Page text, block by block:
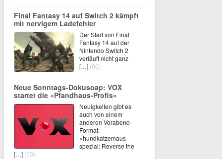
Final Fantasy 14 auf Switch 2 kämpft
mit nervigem Ladefehler
Der Start von Final
Fantasy 14 auf der
Nintendo Switch 2
verläuft nicht ganz
[…] (00)
Neue Sonntags-Dokusoap: VOX
startet die «Pfandhaus-Profis»
Neuigkeiten gibt es
auch von einem
anderen Vorabend-
Format:
«hundkatzemaus
spezial: Reverse the
[…] (00)